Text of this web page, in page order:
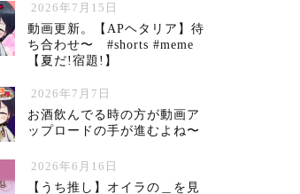
2026年7月15日
動画更新。【APヘタリア】待
ち合わせ〜 #shorts #meme
【夏だ!宿題!】
2026年7月7日
お酒飲んでる時の方が動画ア
ップロードの手が進むよね〜
2026年6月16日
【うち推し】オイラの＿を見